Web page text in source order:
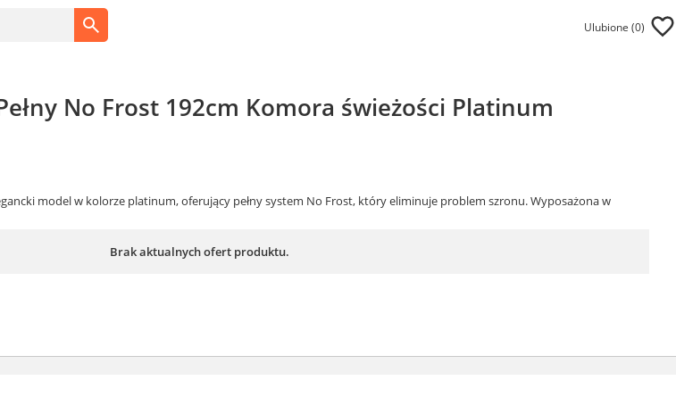
Ulubione (0)
No Frost 192cm Komora świeżości Platinum
model w kolorze platinum, oferujący pełny system No Frost, który eliminuje problem szronu. Wyposażona w
Brak aktualnych ofert produktu.